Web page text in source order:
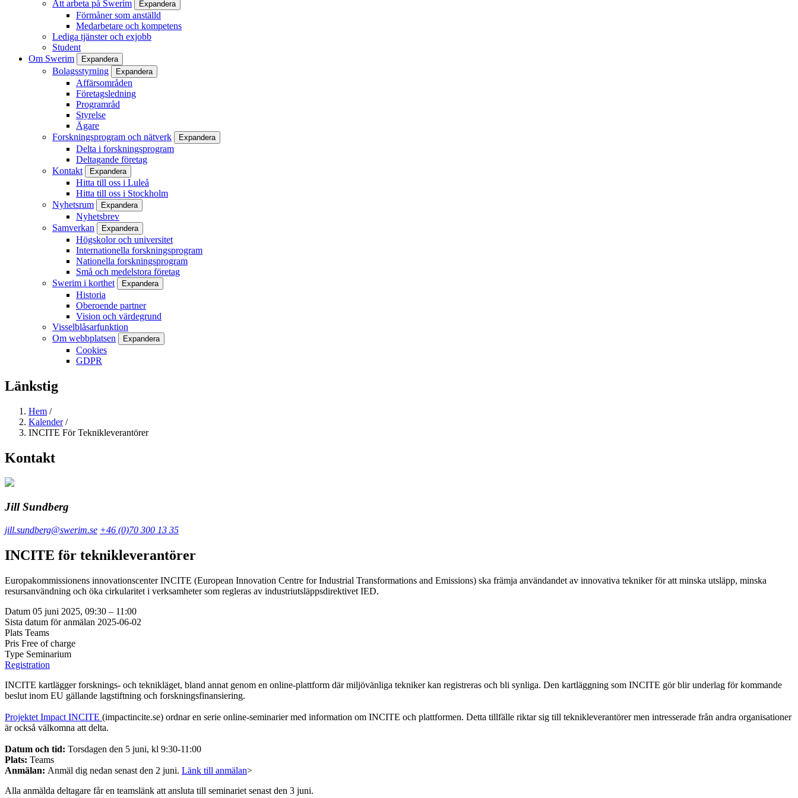
Att arbeta på Swerim Expandera
Förmåner som anställd
Medarbetare och kompetens
Lediga tjänster och exjobb
Student
Om Swerim
Expandera
Bolagsstyrning Expandera
Affärsområden
Företagsledning
Programråd
Styrelse
Ägare
Forskningsprogram och nätverk
Expandera
Delta i forskningsprogram
Deltagande företag
Kontakt
Expandera
Hitta till oss i Luleå
Hitta till oss i Stockholm
Nyhetsrum
Expandera
Nyhetsbrev
Samverkan
Expandera
Högskolor och universitet
Internationella forskningsprogram
Nationella forskningsprogram
Små och medelstora företag
Swerim i korthet
Expandera
Historia
Oberoende partner
Vision och värdegrund
Visselblåsarfunktion
Om webbplatsen
Expandera
Cookies
GDPR
Länkstig
Hem /
Kalender /
INCITE För Teknikleverantörer
Kontakt
Jill Sundberg
jill.sundberg@swerim.se +46 (0)70 300 13 35
INCITE för teknikleverantörer
Europakommissionens innovationscenter INCITE (European Innovation Centre for Industrial Transformations and Emissions) ska främja användandet av innovativa tekniker för att minska utsläpp, minska
resursanvändning och öka cirkularitet i verksamheter som regleras av industriutsläppsdirektivet IED.
Datum 05 juni 2025, 09:30 – 11:00
Sista datum för anmälan 2025-06-02
Plats Teams
Pris Free of charge
Type Seminarium
Registration
INCITE kartlägger forsknings- och teknikläget, bland annat genom en online-plattform där miljövänliga tekniker kan registreras och bli synliga. Den kartläggning som INCITE gör blir underlag för kommande
beslut inom EU gällande lagstiftning och forskningsfinansiering.
Projektet Impact INCITE (impactincite.se) ordnar en serie online-seminarier med information om INCITE och plattformen. Detta tillfälle riktar sig till teknikleverantörer men intresserade från andra organisationer
är också välkomna att delta.
Datum och tid: Torsdagen den 5 juni, kl 9:30-11:00
Plats: Teams
Anmälan: Anmäl dig nedan senast den 2 juni. Länk till anmälan>
Alla anmälda deltagare får en teamslänk att ansluta till seminariet senast den 3 juni.